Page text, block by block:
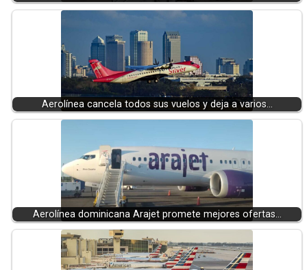
Aerolínea cancela todos sus vuelos y deja a varios…
Aerolínea dominicana Arajet promete mejores ofertas…